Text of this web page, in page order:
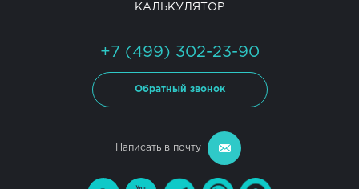
КАЛЬКУЛЯТОР
+7 (499) 302-23-90
Обратный звонок
Написать в почту